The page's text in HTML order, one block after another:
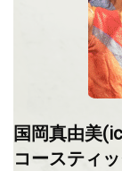
国岡真由美
コースティ